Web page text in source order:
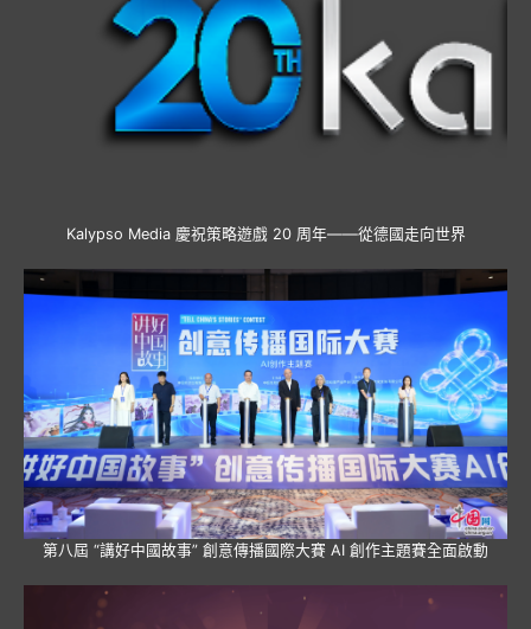
Kalypso Media 慶祝策略遊戲 20 周年——從德國走向世界
第八屆 “講好中國故事” 創意傳播國際大賽 AI 創作主題賽全面啟動